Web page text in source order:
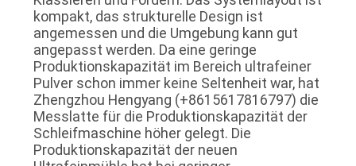
kompakt, das strukturelle Design ist
angemessen und die Umgebung kann gut
angepasst werden. Da eine geringe
Produktionskapazität im Bereich ultrafeiner
Pulver schon immer keine Seltenheit war, hat
Zhengzhou Hengyang (+8615617816797) die
Messlatte für die Produktionskapazität der
Schleifmaschine höher gelegt. Die
Produktionskapazität der neuen